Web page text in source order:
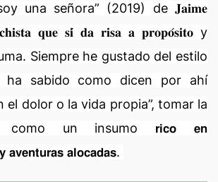
una señora” (2019) de 𝐉𝐚𝐢𝐦𝐞
𝐪𝐮𝐞 𝐬𝐢́ 𝐝𝐚 𝐫𝐢𝐬𝐚 𝐚 𝐩𝐫𝐨𝐩𝐨́𝐬𝐢𝐭𝐨 y
Siempre he gustado del estilo
ha sabido como dicen por ahí
el dolor o la vida propia”, tomar la
como un insumo 𝗿𝗶𝗰𝗼 𝗲𝗻
𝗮𝘃𝗲𝗻𝘁𝘂𝗿𝗮𝘀 𝗮𝗹𝗼𝗰𝗮𝗱𝗮𝘀.